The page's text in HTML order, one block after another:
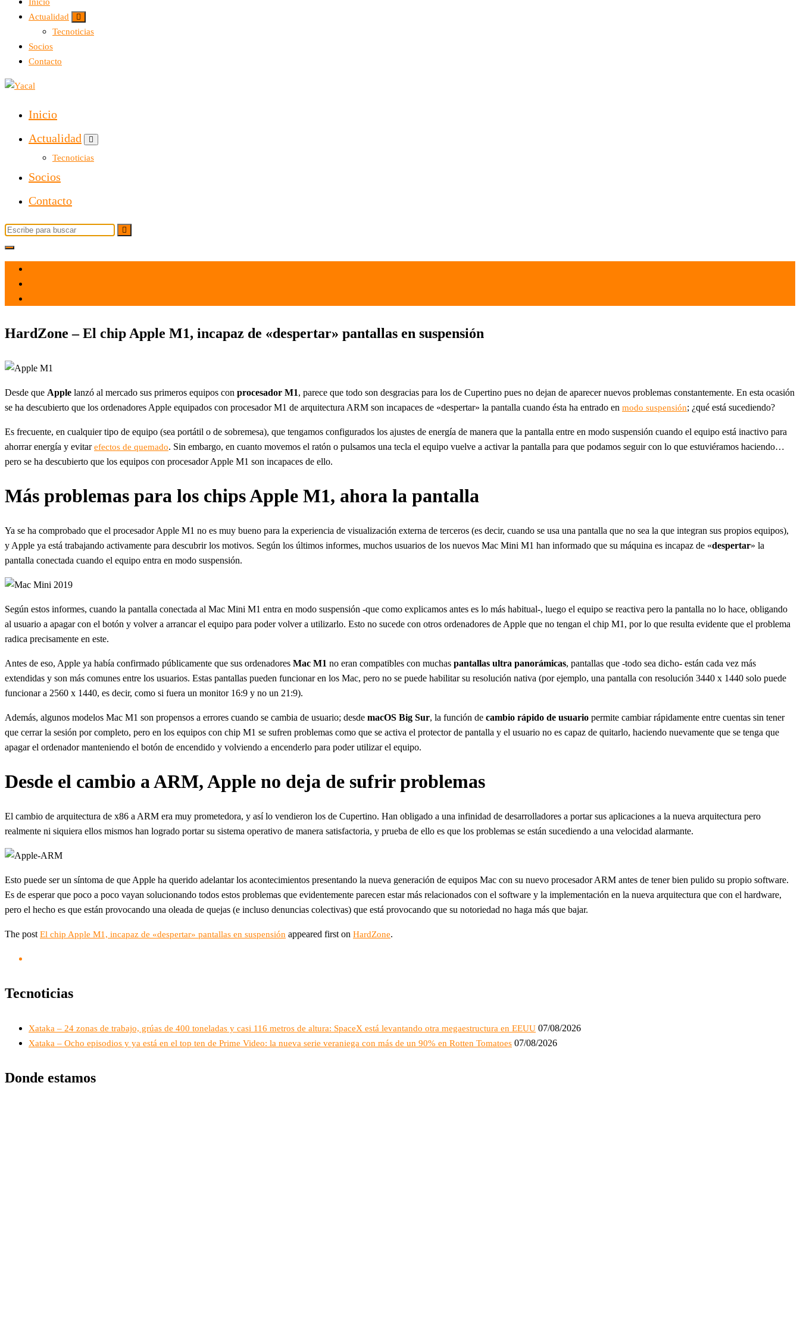
Actualidad
Tecnoticias
Socios
Contacto
Yacal micro hosting
Inicio
Actualidad
Tecnoticias
Socios
Contacto
Buscar:
HardZone – El chip Apple M1, incapaz de «despertar» pantallas en suspensión
Desde que Apple lanzó al mercado sus primeros equipos con procesador M1, parece que todo son desgracias para los de Cupertino pues no dejan de aparecer nuevos problemas constantemente. En esta ocasión
se ha descubierto que los ordenadores Apple equipados con procesador M1 de arquitectura ARM son incapaces de «despertar» la pantalla cuando ésta ha entrado en modo suspensión; ¿qué está sucediendo?
Es frecuente, en cualquier tipo de equipo (sea portátil o de sobremesa), que tengamos configurados los ajustes de energía de manera que la pantalla entre en modo suspensión cuando el equipo está inactivo para
ahorrar energía y evitarefectos de quemado. Sin embargo, en cuanto movemos el ratón o pulsamos una tecla el equipo vuelve a activar la pantalla para que podamos seguir con lo que estuviéramos haciendo…
pero se ha descubierto que los equipos con procesador Apple M1 son incapaces de ello.
Más problemas para los chips Apple M1, ahora la pantalla
Ya se ha comprobado que el procesador Apple M1 no es muy bueno para la experiencia de visualización externa de terceros (es decir, cuando se usa una pantalla que no sea la que integran sus propios equipos),
y Apple ya está trabajando activamente para descubrir los motivos. Según los últimos informes, muchos usuarios de los nuevos Mac Mini M1 han informado que su máquina es incapaz de «despertar» la
pantalla conectada cuando el equipo entra en modo suspensión.
Según estos informes, cuando la pantalla conectada al Mac Mini M1 entra en modo suspensión -que como explicamos antes es lo más habitual-, luego el equipo se reactiva pero la pantalla no lo hace, obligando
al usuario a apagar con el botón y volver a arrancar el equipo para poder volver a utilizarlo. Esto no sucede con otros ordenadores de Apple que no tengan el chip M1, por lo que resulta evidente que el problema
radica precisamente en este.
Antes de eso, Apple ya había confirmado públicamente que sus ordenadores Mac M1 no eran compatibles con muchas pantallas ultra panorámicas, pantallas que -todo sea dicho- están cada vez más
extendidas y son más comunes entre los usuarios. Estas pantallas pueden funcionar en los Mac, pero no se puede habilitar su resolución nativa (por ejemplo, una pantalla con resolución 3440 x 1440 solo puede
funcionar a 2560 x 1440, es decir, como si fuera un monitor 16:9 y no un 21:9).
Además, algunos modelos Mac M1 son propensos a errores cuando se cambia de usuario; desde macOS Big Sur, la función de cambio rápido de usuario permite cambiar rápidamente entre cuentas sin tener
que cerrar la sesión por completo, pero en los equipos con chip M1 se sufren problemas como que se activa el protector de pantalla y el usuario no es capaz de quitarlo, haciendo nuevamente que se tenga que
apagar el ordenador manteniendo el botón de encendido y volviendo a encenderlo para poder utilizar el equipo.
Desde el cambio a ARM, Apple no deja de sufrir problemas
El cambio de arquitectura de x86 a ARM era muy prometedora, y así lo vendieron los de Cupertino. Han obligado a una infinidad de desarrolladores a portar sus aplicaciones a la nueva arquitectura pero
realmente ni siquiera ellos mismos han logrado portar su sistema operativo de manera satisfactoria, y prueba de ello es que los problemas se están sucediendo a una velocidad alarmante.
Esto puede ser un síntoma de que Apple ha querido adelantar los acontecimientos presentando la nueva generación de equipos Mac con su nuevo procesador ARM antes de tener bien pulido su propio software.
Es de esperar que poco a poco vayan solucionando todos estos problemas que evidentemente parecen estar más relacionados con el software y la implementación en la nueva arquitectura que con el hardware,
pero el hecho es que están provocando una oleada de quejas (e incluso denuncias colectivas) que está provocando que su notoriedad no haga más que bajar.
The post El chip Apple M1, incapaz de «despertar» pantallas en suspensión appeared first on HardZone.
Tecnoticias
Xataka – 24 zonas de trabajo, grúas de 400 toneladas y casi 116 metros de altura: SpaceX está levantando otra megaestructura en EEUU 07/08/2026
Xataka – Ocho episodios y ya está en el top ten de Prime Video: la nueva serie veraniega con más de un 90% en Rotten Tomatoes 07/08/2026
Donde estamos